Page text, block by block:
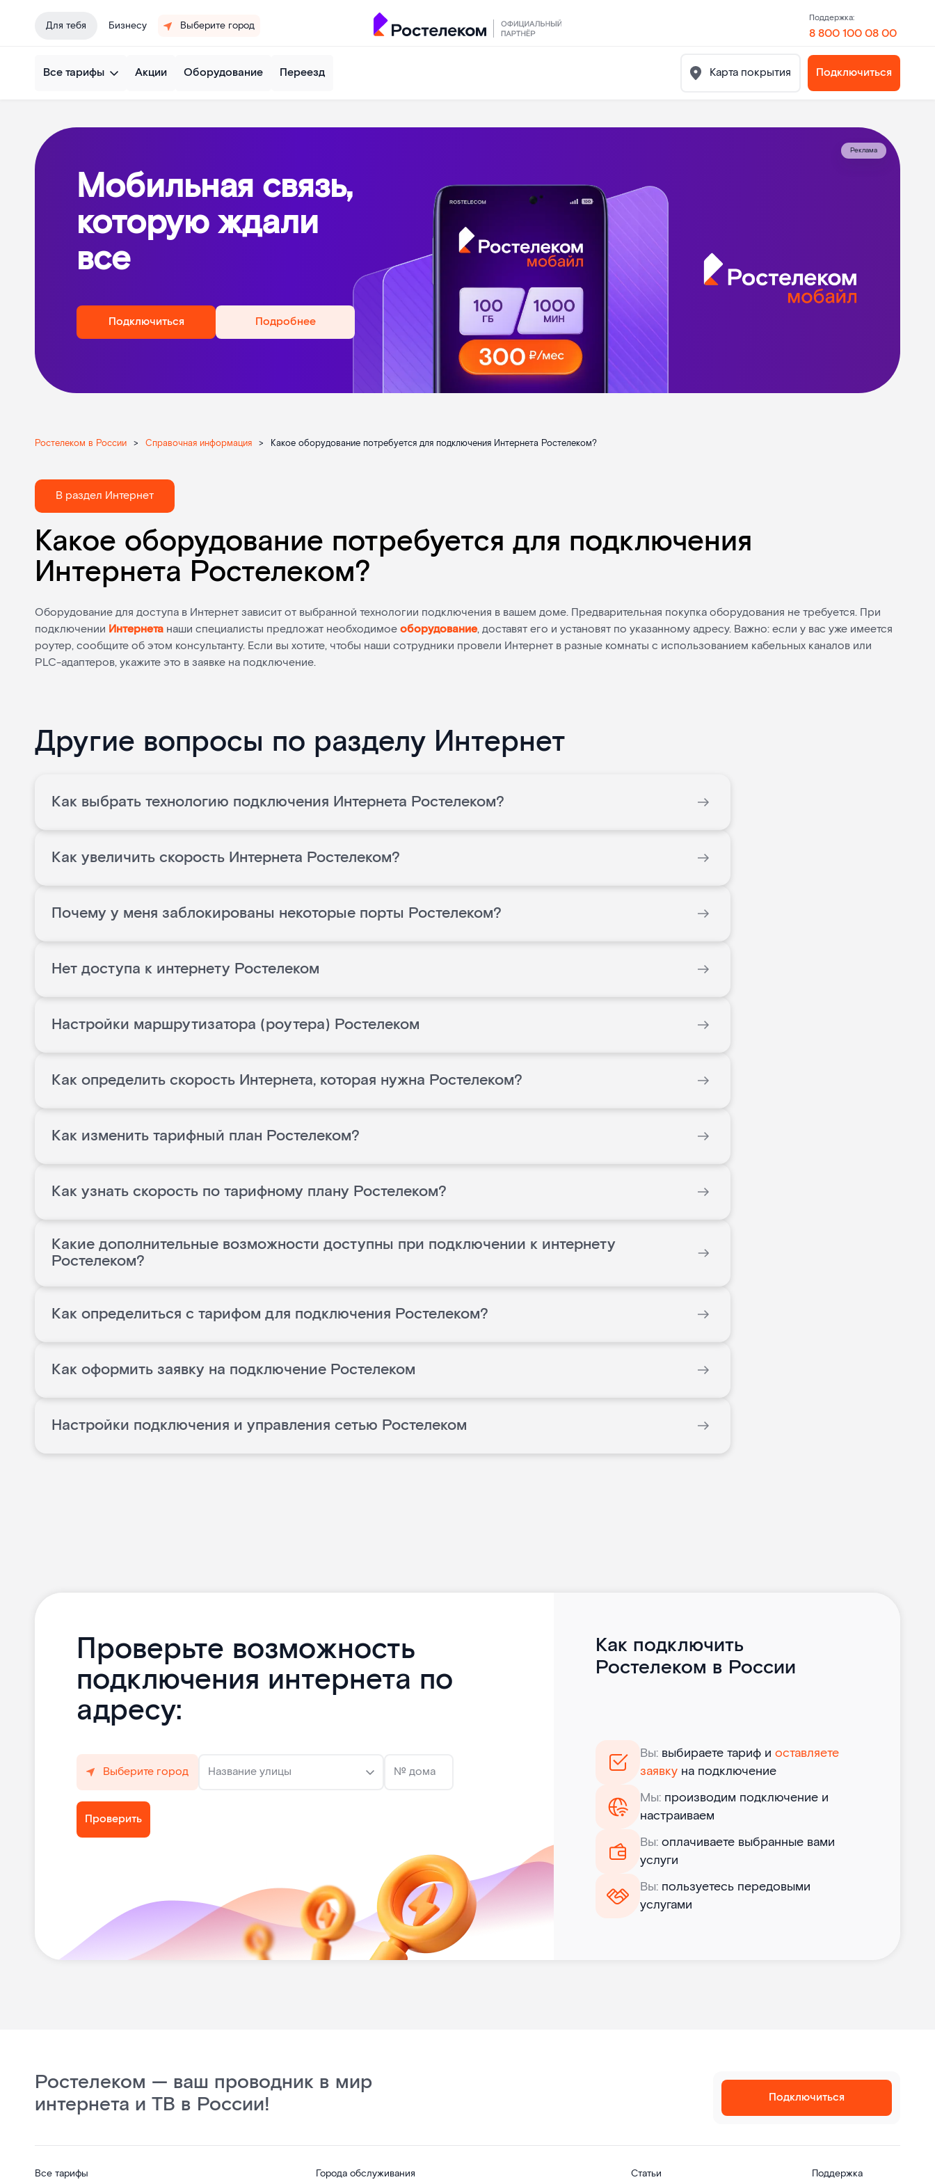
Для тебя Бизнесу Выберите город
Поддержка:
8 800 100 08 00
Все тарифы Акции Оборудование Переезд Карта покрытия Подключиться
Мобильная связь,
которую ждали
все
Подключиться Подробнее
Реклама
Ростелеком в России > Справочная информация > Какое оборудование потребуется для подключения Интернета Ростелеком?
В раздел Интернет
Какое оборудование потребуется для подключения
Интернета Ростелеком?
Оборудование для доступа в Интернет зависит от выбранной технологии подключения в вашем доме. Предварительная покупка оборудования не требуется. При
подключении Интернета наши специалисты предложат необходимоеоборудование, доставят его и установят по указанному адресу. Важно: если у вас уже имеется
роутер, сообщите об этом консультанту. Если вы хотите, чтобы наши сотрудники провели Интернет в разные комнаты с использованием кабельных каналов или
PLC-адаптеров, укажите это в заявке на подключение.
Другие вопросы по разделу Интернет
Как выбрать технологию подключения Интернета Ростелеком?
Как увеличить скорость Интернета Ростелеком?
Почему у меня заблокированы некоторые порты Ростелеком?
Нет доступа к интернету Ростелеком
Настройки маршрутизатора (роутера) Ростелеком
Как определить скорость Интернета, которая нужна Ростелеком?
Как изменить тарифный план Ростелеком?
Как узнать скорость по тарифному плану Ростелеком?
Какие дополнительные возможности доступны при подключении к интернету
Ростелеком?
Как определиться с тарифом для подключения Ростелеком?
Как оформить заявку на подключение Ростелеком
Настройки подключения и управления сетью Ростелеком
Проверьте возможность
подключения интернета по
адресу:
Выберите город Название улицы № дома
Проверить
Как подключить
Ростелеком в России
Вы: выбираете тариф иоставляете
заявку на подключение
Мы: производим подключение и
настраиваем
Вы: оплачиваете выбранные вами
услуги
Вы: пользуетесь передовыми
услугами
Ростелеком — ваш проводник в мир
интернета и ТВ в России!
Подключиться
Все тарифы
Города обслуживания
Статьи
Поддержка